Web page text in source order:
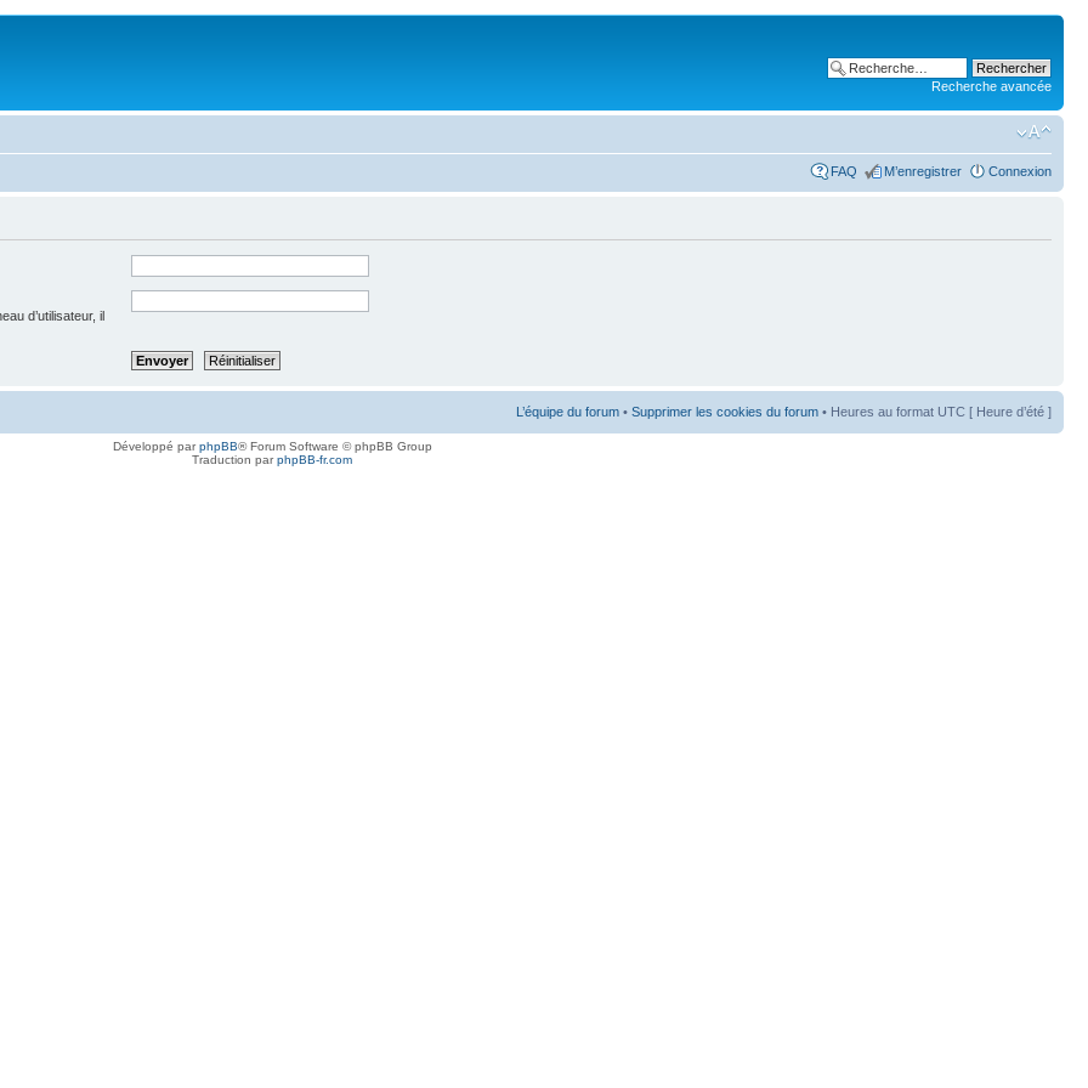
Recherche avancée
FAQ M’enregistrer Connexion
d’utilisateur, il
L’équipe du forum • Supprimer les cookies du forum • Heures au format UTC [ Heure d’été ]
Développé parphpBB® Forum Software © phpBB Group
Traduction parphpBB-fr.com